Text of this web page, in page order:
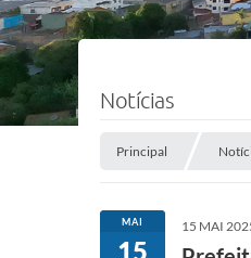
Notícias
Principal
MAI
15
15 MAI